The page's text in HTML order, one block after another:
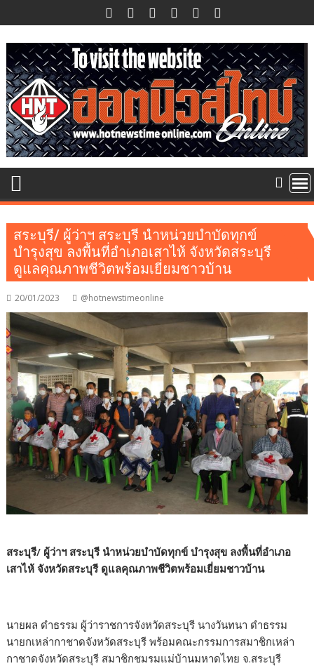
to
content
สระบุรี/ ผู้ว่าฯ สระบุรี นำหน่วยบำบัดทุกข์
บำรุงสุข ลงพื้นที่อำเภอเสาไห้ จังหวัดสระบุรี
ดูแลคุณภาพชีวิตพร้อมเยี่ยมชาวบ้าน
20/01/2023 @hotnewstimeonline
สระบุรี/ ผู้ว่าฯ สระบุรี นำหน่วยบำบัดทุกข์ บำรุงสุข ลงพื้นที่อำเภอ
เสาไห้ จังหวัดสระบุรี ดูแลคุณภาพชีวิตพร้อมเยี่ยมชาวบ้าน
นายผล ดำธรรม ผู้ว่าราชการจังหวัดสระบุรี นางวันทนา ดำธรรม
นายกเหล่ากาชาดจังหวัดสระบุรี พร้อมคณะกรรมการสมาชิกเหล่า
กาชาดจังหวัดสระบุรี สมาชิกชมรมแม่บ้านมหาดไทย จ.สระบุรี